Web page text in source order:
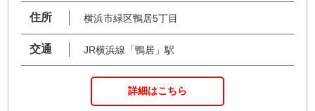
住所 横浜市緑区鴨居5丁目
交通 JR横浜線「鴨居」駅
詳細はこちら